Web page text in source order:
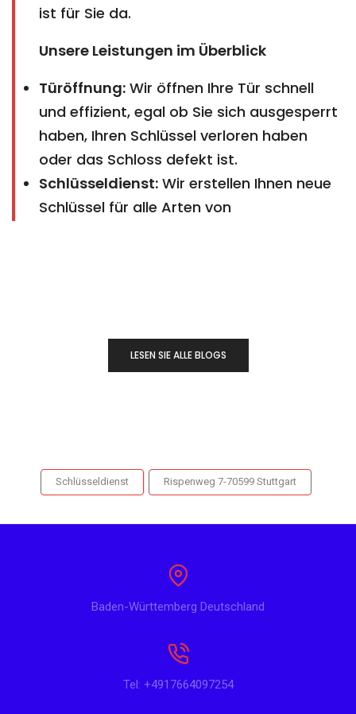
ist für Sie da.
Unsere Leistungen im Überblick
Türöffnung: Wir öffnen Ihre Tür schnell
und effizient, egal ob Sie sich ausgesperrt
haben, Ihren Schlüssel verloren haben
oder das Schloss defekt ist.
Schlüsseldienst: Wir erstellen Ihnen neue
Schlüssel für alle Arten von
LESEN SIE ALLE BLOGS
Schlüsseldienst Rispenweg 7-70599 Stuttgart
Baden-Württemberg Deutschland
Tel: +4917664097254